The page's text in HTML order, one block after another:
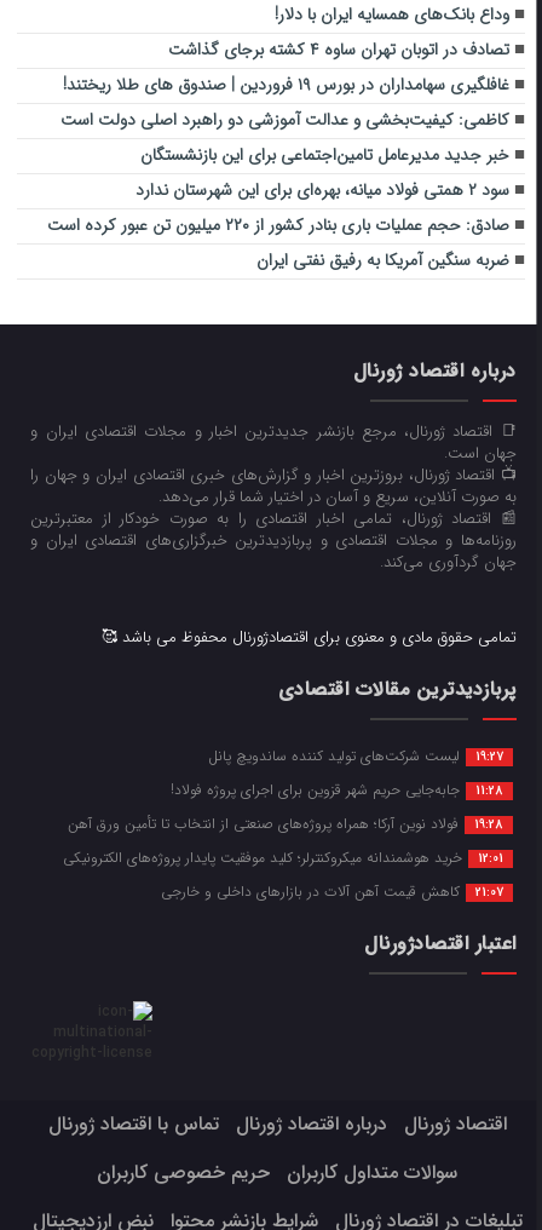
وداع بانک‌های همسایه ایران با دلار!
تصادف در اتوبان تهران ساوه ۴ کشته برجای گذاشت
غافلگیری سهامداران در بورس ۱۹ فروردین | صندوق های طلا ریختند!
کاظمی: کیفیت‌بخشی و عدالت آموزشی دو راهبرد اصلی دولت است
خبر جدید مدیرعامل تامین‌اجتماعی برای این بازنشستگان
سود ۲ همتی فولاد میانه، بهره‌ای برای این شهرستان ندارد
صادق: حجم عملیات باری بنادر کشور از ۲۲۰ میلیون تن عبور کرده است
ضربه سنگین آمریکا به رفیق نفتی ایران
درباره اقتصاد ژورنال
📑 اقتصاد ژورنال، مرجع بازنشر جدیدترین اخبار و مجلات اقتصادی ایران و
جهان است.
📺 اقتصاد ژورنال، بروزترین اخبار و گزارش‌های خبری اقتصادی ایران و جهان را
به صورت آنلاین، سریع و آسان در اختیار شما قرار می‌‌دهد.
📰 اقتصاد ژورنال، تمامی اخبار اقتصادی را به صورت خودکار از معتبرترین
روزنامه‌ها و مجلات اقتصادی و پربازدیدترین خبرگزاری‌های اقتصادی ایران و
جهان گردآوری می‌کند.
تمامی حقوق مادی و معنوی برای اقتصادژورنال محفوظ می باشد 🥰
پربازدیدترین مقالات اقتصادی
19:27 لیست شرکت‌های تولید کننده ساندویچ پانل
11:28 جابه‌جایی حریم شهر قزوین برای اجرای پروژه فولاد!
19:28 فولاد نوین آرکا؛ همراه پروژه‌های صنعتی از انتخاب تا تأمین ورق آهن
12:01 خرید هوشمندانه میکروکنترلر؛ کلید موفقیت پایدار پروژه‌های الکترونیکی
21:07 کاهش قیمت آهن آلات در بازارهای داخلی و خارجی
اعتبار اقتصادژورنال
اقتصاد ژورنال درباره اقتصاد ژورنال
تماس با اقتصاد ژورنال
سوالات متداول کاربران
حریم خصوصی کاربران
تبلیغات در اقتصاد ژورنال
شرایط بازنشر محتوا نبض ارزدیجیتال